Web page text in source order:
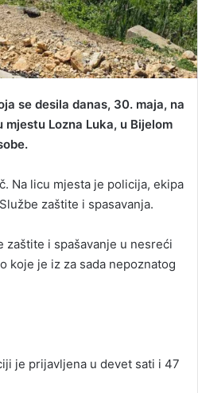
se desila danas, 30. maja, na
Lozna Luka, u Bijelom
Na licu mjesta je policija, ekipa
zaštite i spasavanja.
zaštite i spašavanje u nesreći
koje je iz za sada nepoznatog
je prijavljena u devet sati i 47